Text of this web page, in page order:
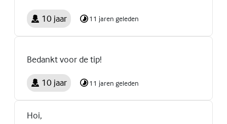
10 jaar 11 jaren geleden
Bedankt voor de tip!
10 jaar 11 jaren geleden
Hoi,